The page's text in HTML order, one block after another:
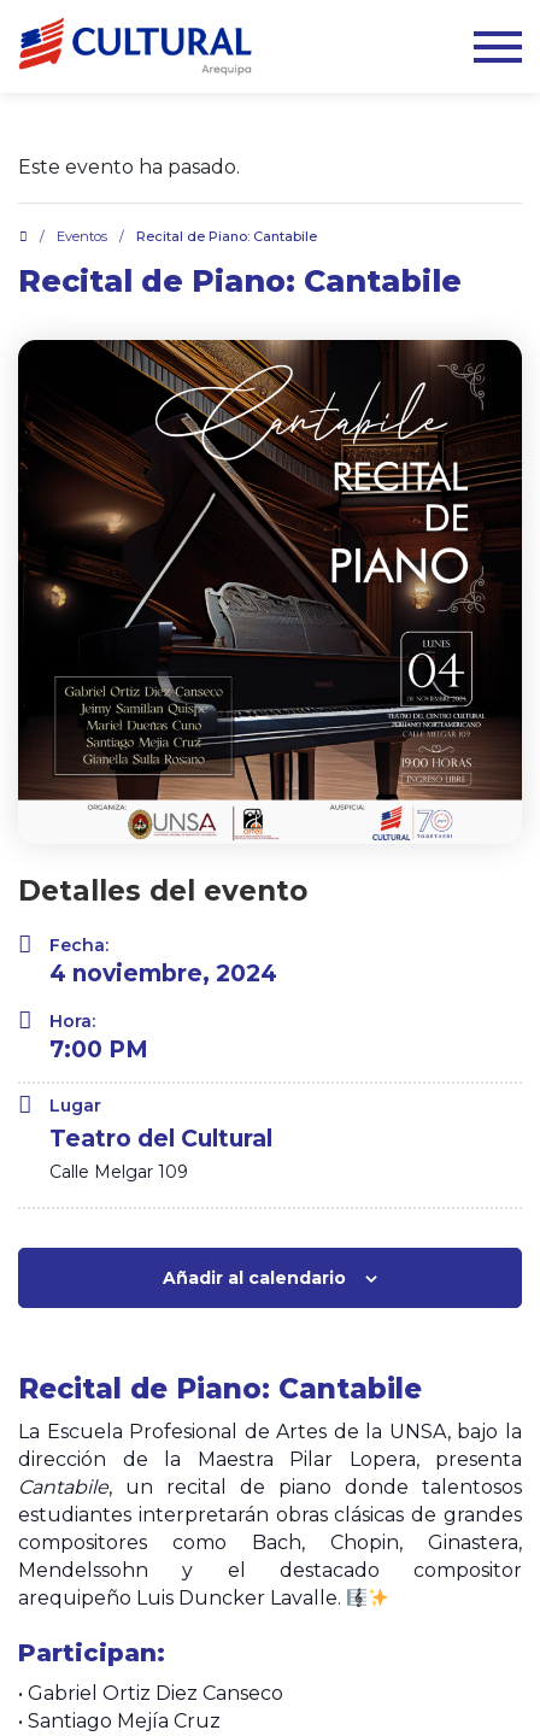
Este evento ha pasado.
/ Eventos / Recital de Piano: Cantabile
Recital de Piano: Cantabile
Detalles del evento
Fecha:
4 noviembre, 2024
Hora:
7:00 PM
Lugar
Teatro del Cultural
Calle Melgar 109
Añadir al calendario
Recital de Piano: Cantabile
La Escuela Profesional de Artes de la UNSA, bajo la
dirección de la Maestra Pilar Lopera, presenta
Cantabile, un recital de piano donde talentosos
estudiantes interpretarán obras clásicas de grandes
compositores como Bach, Chopin, Ginastera,
Mendelssohn y el destacado compositor
arequipeño Luis Duncker Lavalle.
Participan:
• Gabriel Ortiz Diez Canseco
• Santiago Mejía Cruz